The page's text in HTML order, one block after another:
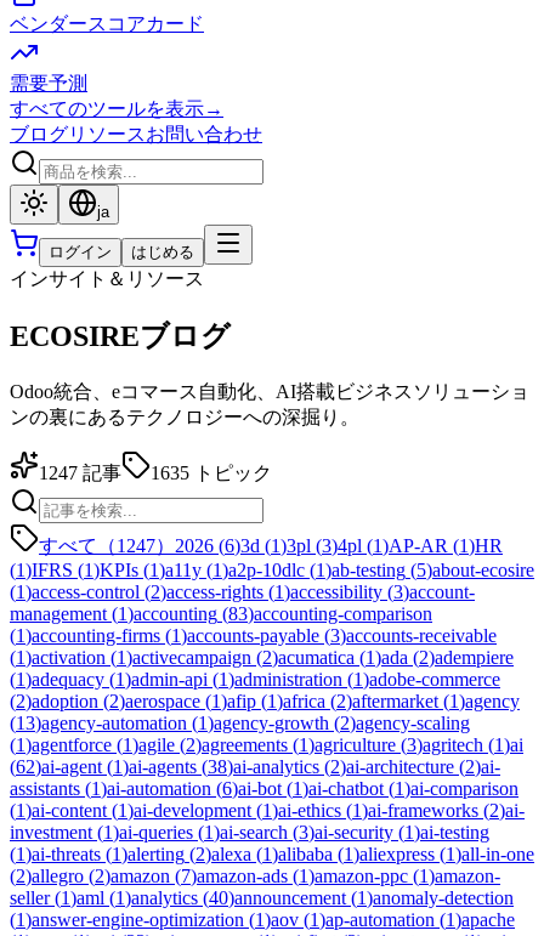
ベンダースコアカード
需要予測
すべてのツールを表示→
ブログリソースお問い合わせ
ja
ログイン はじめる
インサイト＆リソース
ECOSIREブログ
Odoo統合、eコマース自動化、AI搭載ビジネスソリューショ
ンの裏にあるテクノロジーへの深掘り。
1247 記事 1635 トピック
すべて（1247） 2026 (6)3d (1)3pl (3)4pl (1)AP-AR (1)HR
(1)IFRS (1)KPIs (1)a11y (1)a2p-10dlc (1)ab-testing (5)about-ecosire
(1)access-control (2)access-rights (1)accessibility (3)account-
management (1)accounting (83)accounting-comparison
(1)accounting-firms (1)accounts-payable (3)accounts-receivable
(1)activation (1)activecampaign (2)acumatica (1)ada (2)adempiere
(1)adequacy (1)admin-api (1)administration (1)adobe-commerce
(2)adoption (2)aerospace (1)afip (1)africa (2)aftermarket (1)agency
(13)agency-automation (1)agency-growth (2)agency-scaling
(1)agentforce (1)agile (2)agreements (1)agriculture (3)agritech (1)ai
(62)ai-agent (1)ai-agents (38)ai-analytics (2)ai-architecture (2)ai-
assistants (1)ai-automation (6)ai-bot (1)ai-chatbot (1)ai-comparison
(1)ai-content (1)ai-development (1)ai-ethics (1)ai-frameworks (2)ai-
investment (1)ai-queries (1)ai-search (3)ai-security (1)ai-testing
(1)ai-threats (1)alerting (2)alexa (1)alibaba (1)aliexpress (1)all-in-one
(2)allegro (2)amazon (7)amazon-ads (1)amazon-ppc (1)amazon-
seller(1)aml (1)analytics (40)announcement (1)anomaly-detection
(1)answer-engine-optimization (1)aov (1)ap-automation (1)apache